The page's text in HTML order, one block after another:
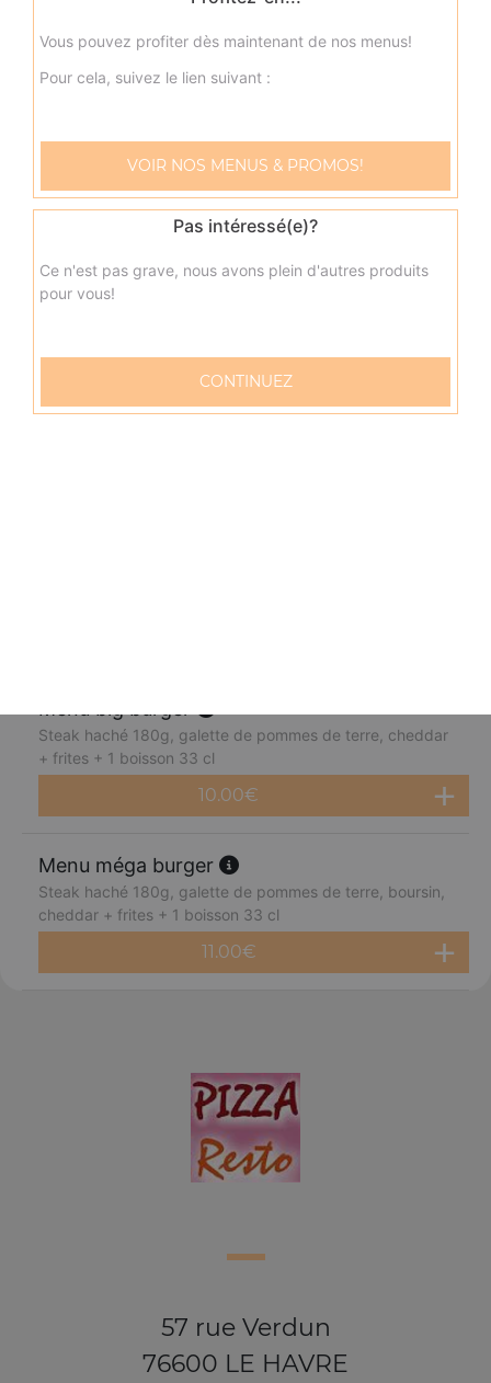
8.50€
8.00€
Menu boursin burger
Steak haché 80g, boursin, cheddar + frites + 1 boisson
Menu raclette burger
Steak haché 180g, galette de pommes de terre, cheddar
+ frites + 1 boisson 33 cl
10.00€
Menu méga burger
Steak haché 180g, galette de pommes de terre, boursin,
cheddar + frites + 1 boisson 33 cl
11.00€
57 rue Verdun
76600 LE HAVRE
Vous pouvez profiter dès maintenant de nos menus!
Pour cela, suivez le lien suivant :
VOIR NOS MENUS & PROMOS!
Pas intéressé(e)?
Ce n'est pas grave, nous avons plein d'autres produits
pour vous!
CONTINUEZ